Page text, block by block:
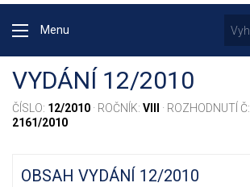
Menu
VYDÁNÍ 12/2010
ČÍSLO: 12/2010 · ROČNÍK: VIII · ROZHODNUTÍ Č:
2161/2010
OBSAH VYDÁNÍ 12/2010